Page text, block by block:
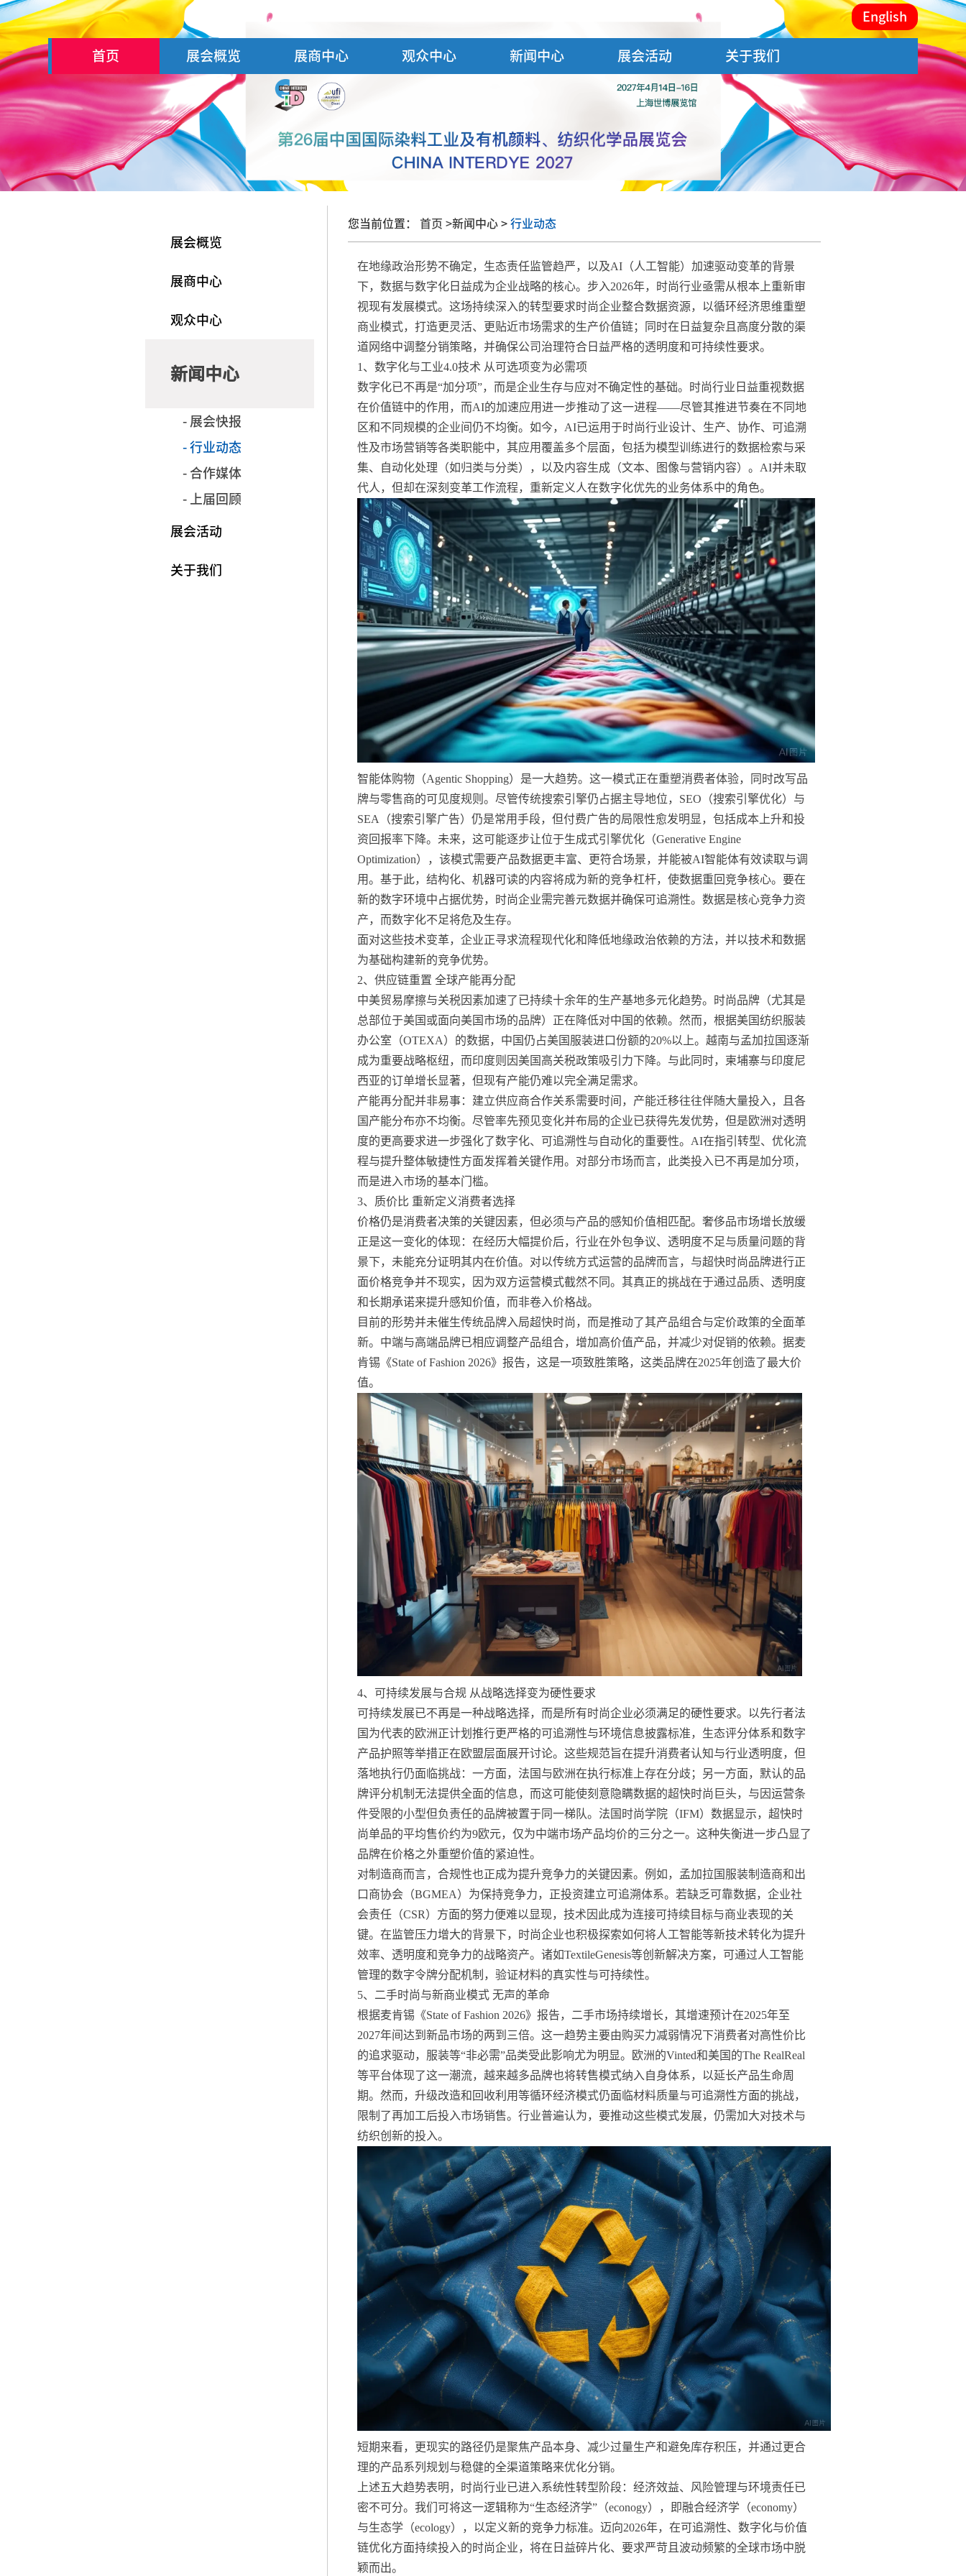
English
首页 展会概览 展商中心 观众中心 新闻中心 展会活动 关于我们
展会概览
展商中心
观众中心
新闻中心
- 展会快报
- 行业动态
- 合作媒体
- 上届回顾
展会活动
关于我们
您当前位置： 首页 >新闻中心 >行业动态
在地缘政治形势不确定，生态责任监管趋严，以及AI（人工智能）加速驱动变革的背景
下，数据与数字化日益成为企业战略的核心。步入2026年，时尚行业亟需从根本上重新审
视现有发展模式。这场持续深入的转型要求时尚企业整合数据资源，以循环经济思维重塑
商业模式，打造更灵活、更贴近市场需求的生产价值链；同时在日益复杂且高度分散的渠
道网络中调整分销策略，并确保公司治理符合日益严格的透明度和可持续性要求。
1、 数字化与工业4.0技术 从可选项变为必需项
数字化已不再是“加分项”，而是企业生存与应对不确定性的基础。时尚行业日益重视数据
在价值链中的作用，而AI的加速应用进一步推动了这一进程——尽管其推进节奏在不同地
区和不同规模的企业间仍不均衡。如今，AI已运用于时尚行业设计、生产、协作、可追溯
性及市场营销等各类职能中，其应用覆盖多个层面，包括为模型训练进行的数据检索与采
集、自动化处理（如归类与分类），以及内容生成（文本、图像与营销内容）。AI并未取
代人，但却在深刻变革工作流程，重新定义人在数字化优先的业务体系中的角色。
智能体购物（Agentic Shopping）是一大趋势。这一模式正在重塑消费者体验，同时改写品
牌与零售商的可见度规则。尽管传统搜索引擎仍占据主导地位，SEO（搜索引擎优化）与
SEA（搜索引擎广告）仍是常用手段，但付费广告的局限性愈发明显，包括成本上升和投
资回报率下降。未来，这可能逐步让位于生成式引擎优化（Generative Engine
Optimization），该模式需要产品数据更丰富、更符合场景，并能被AI智能体有效读取与调
用。基于此，结构化、机器可读的内容将成为新的竞争杠杆，使数据重回竞争核心。要在
新的数字环境中占据优势，时尚企业需完善元数据并确保可追溯性。数据是核心竞争力资
产，而数字化不足将危及生存。
面对这些技术变革，企业正寻求流程现代化和降低地缘政治依赖的方法，并以技术和数据
为基础构建新的竞争优势。
2、 供应链重置 全球产能再分配
中美贸易摩擦与关税因素加速了已持续十余年的生产基地多元化趋势。时尚品牌（尤其是
总部位于美国或面向美国市场的品牌）正在降低对中国的依赖。然而，根据美国纺织服装
办公室（OTEXA）的数据，中国仍占美国服装进口份额的20%以上。越南与孟加拉国逐渐
成为重要战略枢纽，而印度则因美国高关税政策吸引力下降。与此同时，柬埔寨与印度尼
西亚的订单增长显著，但现有产能仍难以完全满足需求。
产能再分配并非易事：建立供应商合作关系需要时间，产能迁移往往伴随大量投入，且各
国产能分布亦不均衡。尽管率先预见变化并布局的企业已获得先发优势，但是欧洲对透明
度的更高要求进一步强化了数字化、可追溯性与自动化的重要性。AI在指引转型、优化流
程与提升整体敏捷性方面发挥着关键作用。对部分市场而言，此类投入已不再是加分项，
而是进入市场的基本门槛。
3、 质价比 重新定义消费者选择
价格仍是消费者决策的关键因素，但必须与产品的感知价值相匹配。奢侈品市场增长放缓
正是这一变化的体现：在经历大幅提价后，行业在外包争议、透明度不足与质量问题的背
景下，未能充分证明其内在价值。对以传统方式运营的品牌而言，与超快时尚品牌进行正
面价格竞争并不现实，因为双方运营模式截然不同。其真正的挑战在于通过品质、透明度
和长期承诺来提升感知价值，而非卷入价格战。
目前的形势并未催生传统品牌入局超快时尚，而是推动了其产品组合与定价政策的全面革
新。中端与高端品牌已相应调整产品组合，增加高价值产品，并减少对促销的依赖。据麦
肯锡《State of Fashion 2026》报告，这是一项致胜策略，这类品牌在2025年创造了最大价
值。
4、 可持续发展与合规 从战略选择变为硬性要求
可持续发展已不再是一种战略选择，而是所有时尚企业必须满足的硬性要求。以先行者法
国为代表的欧洲正计划推行更严格的可追溯性与环境信息披露标准，生态评分体系和数字
产品护照等举措正在欧盟层面展开讨论。这些规范旨在提升消费者认知与行业透明度，但
落地执行仍面临挑战：一方面，法国与欧洲在执行标准上存在分歧；另一方面，默认的品
牌评分机制无法提供全面的信息，而这可能使刻意隐瞒数据的超快时尚巨头，与因运营条
件受限的小型但负责任的品牌被置于同一梯队。法国时尚学院（IFM）数据显示，超快时
尚单品的平均售价约为9欧元，仅为中端市场产品均价的三分之一。这种失衡进一步凸显了
品牌在价格之外重塑价值的紧迫性。
对制造商而言，合规性也正成为提升竞争力的关键因素。例如，孟加拉国服装制造商和出
口商协会（BGMEA）为保持竞争力，正投资建立可追溯体系。若缺乏可靠数据，企业社
会责任（CSR）方面的努力便难以显现，技术因此成为连接可持续目标与商业表现的关
键。在监管压力增大的背景下，时尚企业也积极探索如何将人工智能等新技术转化为提升
效率、透明度和竞争力的战略资产。诸如TextileGenesis等创新解决方案，可通过人工智能
管理的数字令牌分配机制，验证材料的真实性与可持续性。
5、 二手时尚与新商业模式 无声的革命
根据麦肯锡《State of Fashion 2026》报告，二手市场持续增长，其增速预计在2025年至
2027年间达到新品市场的两到三倍。这一趋势主要由购买力减弱情况下消费者对高性价比
的追求驱动，服装等“非必需”品类受此影响尤为明显。欧洲的Vinted和美国的The RealReal
等平台体现了这一潮流，越来越多品牌也将转售模式纳入自身体系，以延长产品生命周
期。然而，升级改造和回收利用等循环经济模式仍面临材料质量与可追溯性方面的挑战，
限制了再加工后投入市场销售。行业普遍认为，要推动这些模式发展，仍需加大对技术与
纺织创新的投入。
短期来看，更现实的路径仍是聚焦产品本身、减少过量生产和避免库存积压，并通过更合
理的产品系列规划与稳健的全渠道策略来优化分销。
上述五大趋势表明，时尚行业已进入系统性转型阶段：经济效益、风险管理与环境责任已
密不可分。我们可将这一逻辑称为“生态经济学”（econogy），即融合经济学（economy）
与生态学（ecology），以定义新的竞争力标准。迈向2026年，在可追溯性、数字化与价值
链优化方面持续投入的时尚企业，将在日益碎片化、要求严苛且波动频繁的全球市场中脱
颖而出。